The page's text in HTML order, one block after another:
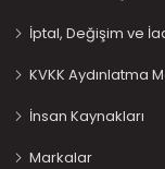
İptal, Değişim ve
KVKK Aydınlatma
İnsan Kaynakları
Markalar